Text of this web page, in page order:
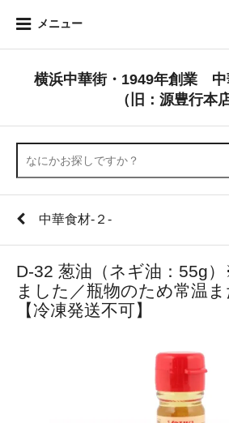
メニュー
横浜中華街・1949年創業
（旧：源豊行本店
中華食材-２-
D-32 葱油（ネギ油：55g
ました／瓶物のため常温
【冷凍発送不可】